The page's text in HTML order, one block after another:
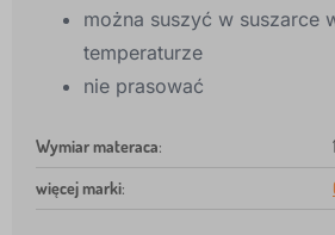
można suszyć w suszarce
temperaturze
nie prasować
Wymiar materaca:
więcej marki: